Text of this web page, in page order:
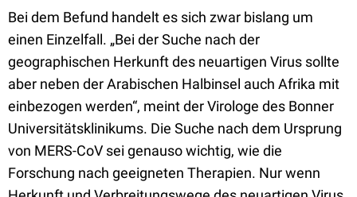
Bei dem Befund handelt es sich zwar bislang um
einen Einzelfall. „Bei der Suche nach der
geographischen Herkunft des neuartigen Virus sollte
aber neben der Arabischen Halbinsel auch Afrika mit
einbezogen werden“, meint der Virologe des Bonner
Universitätsklinikums. Die Suche nach dem Ursprung
von MERS-CoV sei genauso wichtig, wie die
Forschung nach geeigneten Therapien. Nur wenn